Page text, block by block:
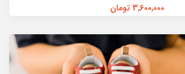
3,600,000 تومان